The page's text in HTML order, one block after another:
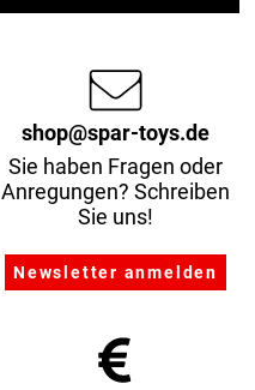
shop@spar-toys.de
Sie haben Fragen oder
Anregungen? Schreiben
Sie uns!